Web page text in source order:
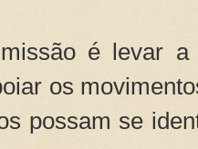
é levar
os
possam se